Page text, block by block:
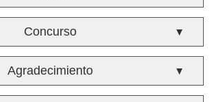
Concurso ▼
Agradecimiento ▼